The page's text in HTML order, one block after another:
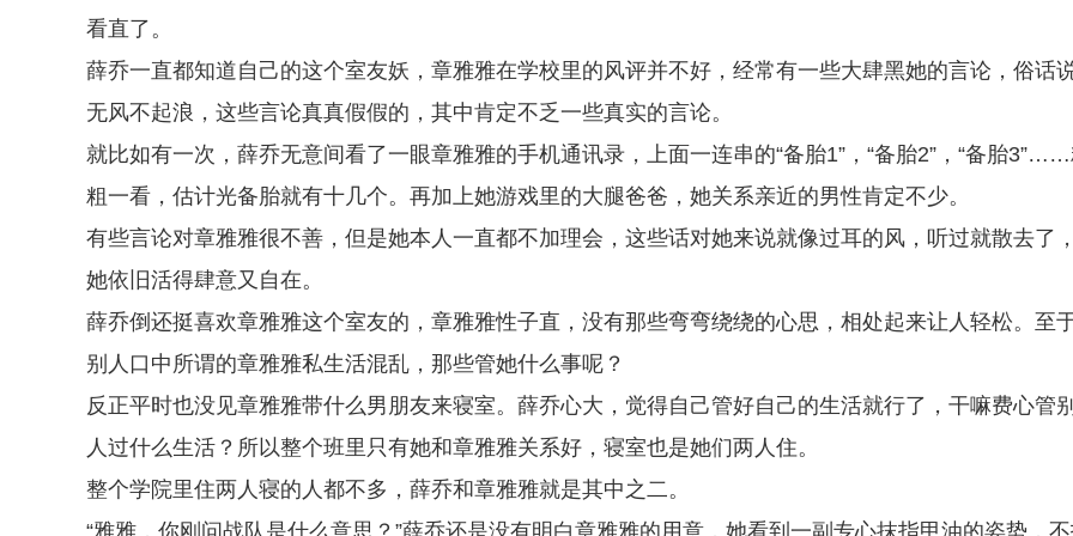
看直了。
薛乔一直都知道自己的这个室友妖，章雅雅在学校里的风评并不好，经常有一些大肆黑她的言论，俗话
无风不起浪，这些言论真真假假的，其中肯定不乏一些真实的言论。
就比如有一次，薛乔无意间看了一眼章雅雅的手机通讯录，上面一连串的“备胎1”，“备胎2”，“备胎3”……
粗一看，估计光备胎就有十几个。再加上她游戏里的大腿爸爸，她关系亲近的男性肯定不少。
有些言论对章雅雅很不善，但是她本人一直都不加理会，这些话对她来说就像过耳的风，听过就散去了，
她依旧活得肆意又自在。
薛乔倒还挺喜欢章雅雅这个室友的，章雅雅性子直，没有那些弯弯绕绕的心思，相处起来让人轻松。至
别人口中所谓的章雅雅私生活混乱，那些管她什么事呢？
反正平时也没见章雅雅带什么男朋友来寝室。薛乔心大，觉得自己管好自己的生活就行了，干嘛费心管别
人过什么生活？所以整个班里只有她和章雅雅关系好，寝室也是她们两人住。
整个学院里住两人寝的人都不多，薛乔和章雅雅就是其中之二。
“雅雅，你刚问战队是什么意思？”薛乔还是没有明白章雅雅的用意，她看到一副专心抹指甲油的姿势，